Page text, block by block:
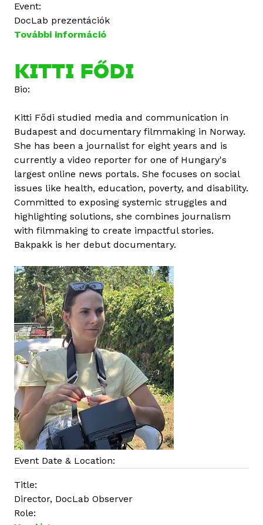
Event:
DocLab prezentációk
További információ
d
i
t
t
i
t
a
r
t
a
l
o
m
a
l
k
a
p
c
s
o
l
t
o
s
a
KITTI FŐDI
Bio:
Kitti Fődi studied media and communication in
Budapest and documentary filmmaking in Norway.
She has been a journalist for eight years and is
currently a video reporter for one of Hungary's
largest online news portals. She focuses on social
issues like health, education, poverty, and disability.
Committed to exposing systemic struggles and
highlighting solutions, she combines journalism
with filmmaking to create impactful stories.
Bakpakk is her debut documentary.
Event Date & Location:
Title:
Director, DocLab Observer
Role: